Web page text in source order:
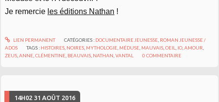
Je remercie les éditions Nathan !
LIEN PERMANENT CATÉGORIES : DOCUMENTAIRE JEUNESSE, ROMAN JEUNESSE /
ADOS
TAGS : HISTOIRES NOIRES MYTHOLOGIE MÉDUSE MAUVAIS ,OEIL IO ,AMOUR
ZEUS ,ANNE ,CLÉMENTINE BEAUVAIS NATHAN ,VANTAL 0 COMMENTAIRE
14H02 31 AOÛT 2016